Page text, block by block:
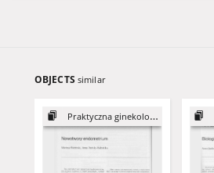
OBJECTS similar
Praktyczna ginekologia...